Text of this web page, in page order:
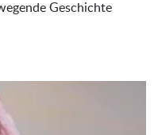
Geschichte